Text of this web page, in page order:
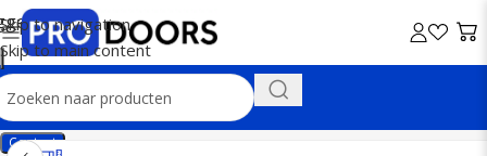
Skip to navigation
Skip to main content
Contact